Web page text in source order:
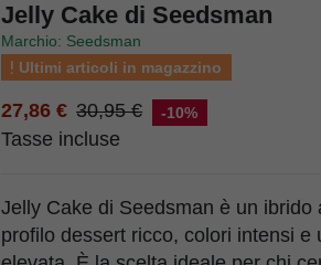
Jelly Cake di Seedsman
Marchio: Seedsman
Ultimi articoli in magazzino
27,86 € 30,95 € -10%
Tasse incluse
Jelly Cake di Seedsman è un ibrido
profilo dessert ricco, colori intensi e